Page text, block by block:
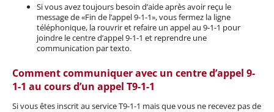
Si vous avez toujours besoin d’aide après avoir reçu le
message de «Fin de l’appel 9-1-1», vous fermez la ligne
téléphonique, la rouvrir et refaire un appel au 9-1-1 pour
joindre le centre d’appel 9-1-1 et reprendre une
communication par texto.
Comment communiquer avec un centre d’appel 9-
1-1 au cours d’un appel T9-1-1
Si vous êtes inscrit au service T9-1-1 mais que vous ne recevez pas de